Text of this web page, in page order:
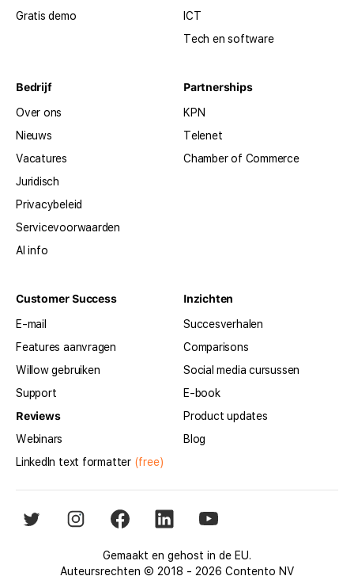
Gratis demo
ICT
Tech en software
Bedrijf
Over ons
Nieuws
Vacatures
Juridisch
Privacybeleid
Servicevoorwaarden
AI info
Partnerships
KPN
Telenet
Chamber of Commerce
Customer Success
E-mail
Features aanvragen
Willow gebruiken
Support
Reviews
Webinars
LinkedIn text formatter(free)
Inzichten
Succesverhalen
Comparisons
Social media cursussen
E-book
Product updates
Blog
Gemaakt en gehost in de EU.
Auteursrechten © 2018 - 2026 Contento NV